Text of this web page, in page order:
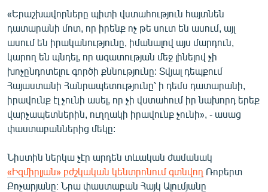
«Երաշխավորները պիտի վստահություն հայտնեն
դատարանի մոտ, որ իրենք ոչ թե սուտ են ասում, այլ
ասում են իրականությունը, իմանալով այս մարդուն,
կարող են պնդել, որ ազատության մեջ լինելով չի
խոչընդոտելու գործի քննությունը: Տվյալ դեպքում
Հայաստանի Հանրապետությունը՝ ի դեմս դատարանի,
իրավունք էլ չունի ասել, որ չի վստահում իր նախորդ երեք
վարչապետներին, ուղղակի իրավունք չունի», - ասաց
փաստաբաններից մեկը:
Նիստին ներկա չէր արդեն տևական ժամանակ
«Իզմիրլյան» բժշկական կենտրոնում գտնվող Ռոբերտ
Քոչարյանը։ Նրա փաստաբան Հայկ Ալումյանը